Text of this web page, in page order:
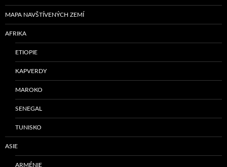
MAPA NAVŠTÍVENÝCH ZEMÍ
AFRIKA
ETIOPIE
KAPVERDY
MAROKO
SENEGAL
TUNISKO
ASIE
ARMÉNIE